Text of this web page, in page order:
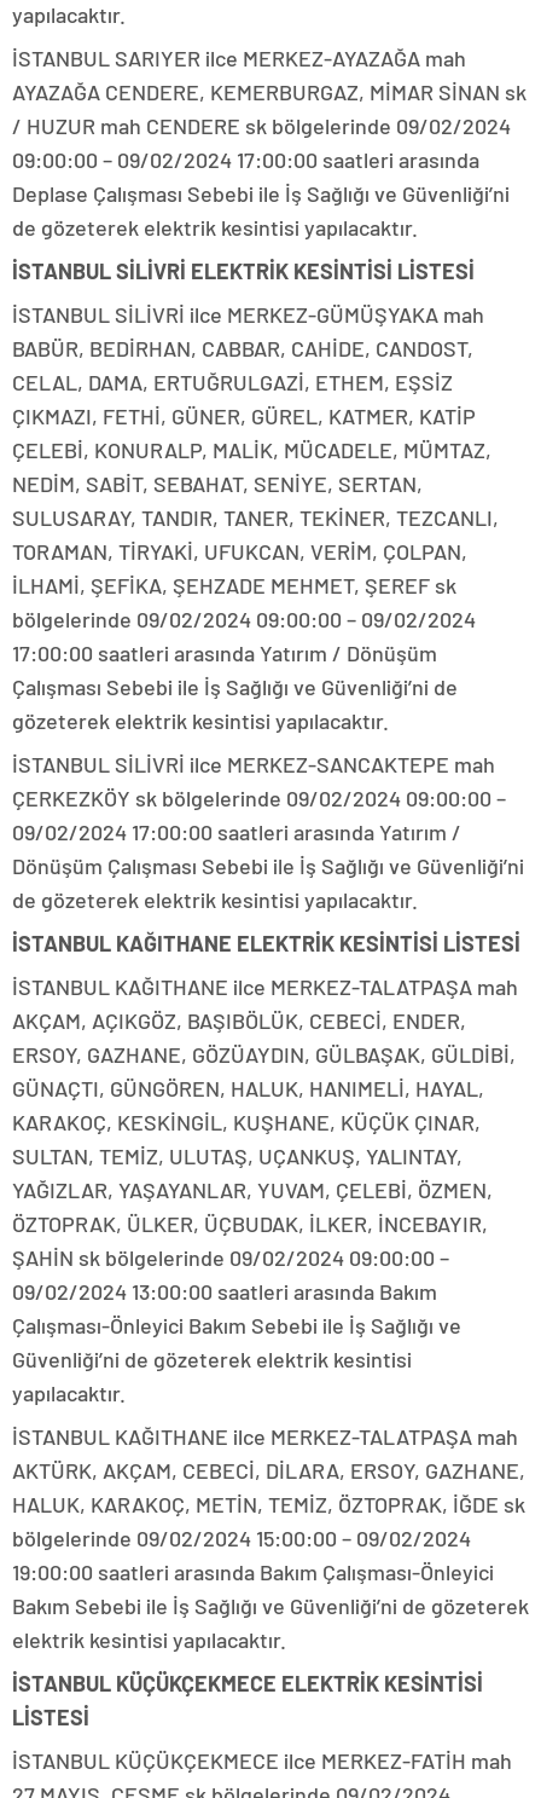
yapılacaktır.
İSTANBUL SARIYER ilce MERKEZ-AYAZAĞA mah
AYAZAĞA CENDERE, KEMERBURGAZ, MİMAR SİNAN sk
/ HUZUR mah CENDERE sk bölgelerinde 09/02/2024
09:00:00 – 09/02/2024 17:00:00 saatleri arasında
Deplase Çalışması Sebebi ile İş Sağlığı ve Güvenliği’ni
de gözeterek elektrik kesintisi yapılacaktır.
İSTANBUL SİLİVRİ ELEKTRİK KESİNTİSİ LİSTESİ
İSTANBUL SİLİVRİ ilce MERKEZ-GÜMÜŞYAKA mah
BABÜR, BEDİRHAN, CABBAR, CAHİDE, CANDOST,
CELAL, DAMA, ERTUĞRULGAZİ, ETHEM, EŞSİZ
ÇIKMAZI, FETHİ, GÜNER, GÜREL, KATMER, KATİP
ÇELEBİ, KONURALP, MALİK, MÜCADELE, MÜMTAZ,
NEDİM, SABİT, SEBAHAT, SENİYE, SERTAN,
SULUSARAY, TANDIR, TANER, TEKİNER, TEZCANLI,
TORAMAN, TİRYAKİ, UFUKCAN, VERİM, ÇOLPAN,
İLHAMİ, ŞEFİKA, ŞEHZADE MEHMET, ŞEREF sk
bölgelerinde 09/02/2024 09:00:00 – 09/02/2024
17:00:00 saatleri arasında Yatırım / Dönüşüm
Çalışması Sebebi ile İş Sağlığı ve Güvenliği’ni de
gözeterek elektrik kesintisi yapılacaktır.
İSTANBUL SİLİVRİ ilce MERKEZ-SANCAKTEPE mah
ÇERKEZKÖY sk bölgelerinde 09/02/2024 09:00:00 –
09/02/2024 17:00:00 saatleri arasında Yatırım /
Dönüşüm Çalışması Sebebi ile İş Sağlığı ve Güvenliği’ni
de gözeterek elektrik kesintisi yapılacaktır.
İSTANBUL KAĞITHANE ELEKTRİK KESİNTİSİ LİSTESİ
İSTANBUL KAĞITHANE ilce MERKEZ-TALATPAŞA mah
AKÇAM, AÇIKGÖZ, BAŞIBÖLÜK, CEBECİ, ENDER,
ERSOY, GAZHANE, GÖZÜAYDIN, GÜLBAŞAK, GÜLDİBİ,
GÜNAÇTI, GÜNGÖREN, HALUK, HANIMELİ, HAYAL,
KARAKOÇ, KESKİNGİL, KUŞHANE, KÜÇÜK ÇINAR,
SULTAN, TEMİZ, ULUTAŞ, UÇANKUŞ, YALINTAY,
YAĞIZLAR, YAŞAYANLAR, YUVAM, ÇELEBİ, ÖZMEN,
ÖZTOPRAK, ÜLKER, ÜÇBUDAK, İLKER, İNCEBAYIR,
ŞAHİN sk bölgelerinde 09/02/2024 09:00:00 –
09/02/2024 13:00:00 saatleri arasında Bakım
Çalışması-Önleyici Bakım Sebebi ile İş Sağlığı ve
Güvenliği’ni de gözeterek elektrik kesintisi
yapılacaktır.
İSTANBUL KAĞITHANE ilce MERKEZ-TALATPAŞA mah
AKTÜRK, AKÇAM, CEBECİ, DİLARA, ERSOY, GAZHANE,
HALUK, KARAKOÇ, METİN, TEMİZ, ÖZTOPRAK, İĞDE sk
bölgelerinde 09/02/2024 15:00:00 – 09/02/2024
19:00:00 saatleri arasında Bakım Çalışması-Önleyici
Bakım Sebebi ile İş Sağlığı ve Güvenliği’ni de gözeterek
elektrik kesintisi yapılacaktır.
İSTANBUL KÜÇÜKÇEKMECE ELEKTRİK KESİNTİSİ
LİSTESİ
İSTANBUL KÜÇÜKÇEKMECE ilce MERKEZ-FATİH mah